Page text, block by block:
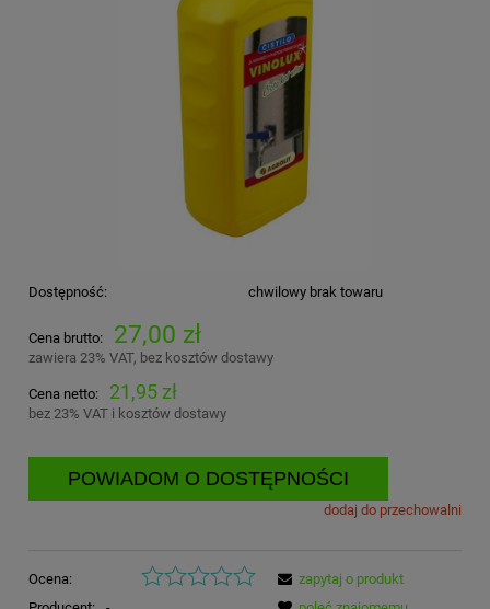
Dostępność: chwilowy brak towaru
Cena brutto: 27,00 zł
zawiera 23% VAT, bez kosztów dostawy
Cena netto: 21,95 zł
bez 23% VAT i kosztów dostawy
POWIADOM O DOSTĘPNOŚCI
dodaj do przechowalni
Ocena:
zapytaj o produkt